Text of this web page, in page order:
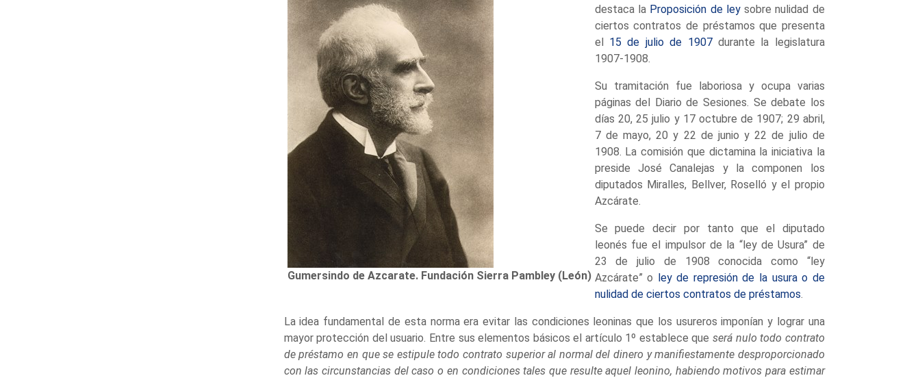
Gumersindo de Azcarate. Fundación Sierra Pambley (León)
destaca la Proposición de leysobre nulidad de
ciertos contratos de préstamos que presenta
el 15 de julio de 1907durante la legislatura
1907-1908.
Su tramitación fue laboriosa y ocupa varias
páginas del Diario de Sesiones. Se debate los
días 20, 25 julio y 17 octubre de 1907; 29 abril,
7 de mayo, 20 y 22 de junio y 22 de julio de
1908. La comisión que dictamina la iniciativa la
preside José Canalejas y la componen los
diputados Miralles, Bellver, Roselló y el propio
Azcárate.
Se puede decir por tanto que el diputado
leonés fue el impulsor de la “ley de Usura” de
23 de julio de 1908 conocida como “ley
Azcárate” o ley de represión de la usura o de
nulidad de ciertos contratos de préstamos
La idea fundamental de esta norma era evitar las condiciones leoninas que los usureros imponían y lograr una
mayor protección del usuario. Entre sus elementos básicos el artículo 1º establece queserá nulo todo contrato
de préstamo en que se estipule todo contrato superior al normal del dinero y manifiestamente desproporcionado
con las circunstancias del caso o en condiciones tales que resulte aquel leonino, habiendo motivos para estimar